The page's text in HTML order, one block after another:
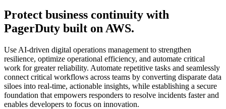
Protect business continuity with
PagerDuty built on AWS.
Use AI-driven digital operations management to strengthen
resilience, optimize operational efficiency, and automate critical
work for greater reliability. Automate repetitive tasks and seamlessly
connect critical workflows across teams by converting disparate data
siloes into real-time, actionable insights, while establishing a secure
foundation that empowers responders to resolve incidents faster and
enables developers to focus on innovation.